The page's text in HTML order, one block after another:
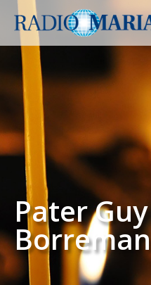
Pater Guy
Borreman